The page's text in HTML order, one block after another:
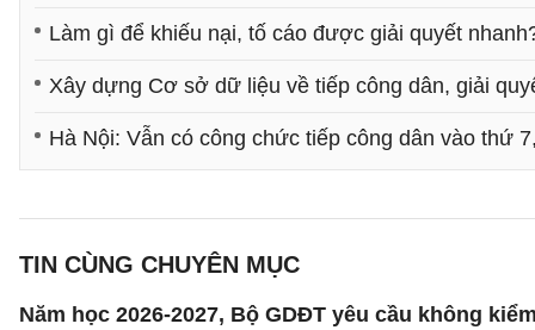
Làm gì để khiếu nại, tố cáo được giải quyết
Xây dựng Cơ sở dữ liệu về tiếp công dân, giải
Hà Nội: Vẫn có công chức tiếp công dân vào thứ
TIN CÙNG CHUYÊN MỤC
Năm học 2026-2027, Bộ GDĐT yêu cầu không